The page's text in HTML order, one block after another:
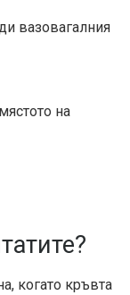
вазовагалния
на
когато кръвта